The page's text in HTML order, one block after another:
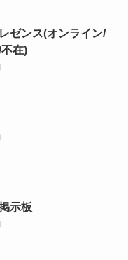
ゼンス(オンライン/
在)
示板